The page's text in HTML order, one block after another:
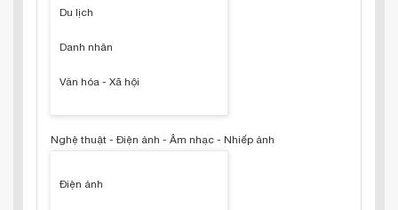
Du lịch
Danh nhân
Văn hóa - Xã hội
Nghệ thuật - Điện ảnh - Âm nhạc - Nhiếp ảnh
Điện ảnh